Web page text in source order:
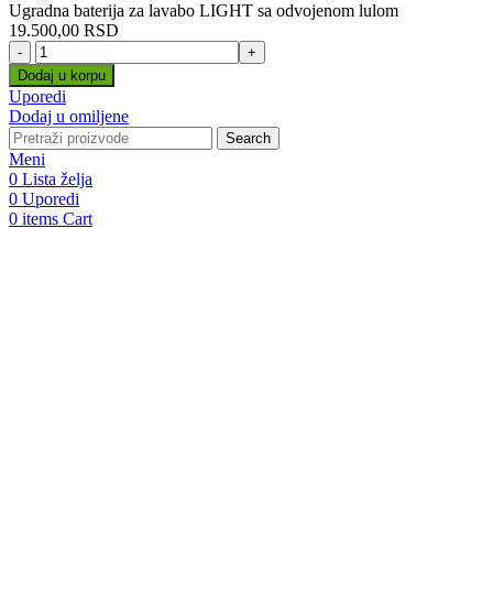
Ugradna baterija za lavabo LIGHT sa odvojenom lulom
19.500,00 RSD
Ugradna
baterija
za
lavabo
LIGHT
sa
odvojenom
lulom
količina
Dodaj u korpu
Uporedi
Dodaj u omiljene
Search
Meni
0 Lista želja
0 Uporedi
0 items Cart